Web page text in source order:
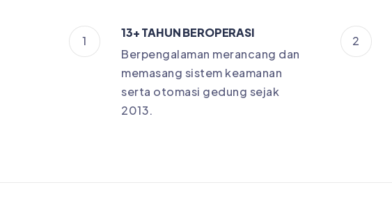
1
13+ TAHUN BEROPERASI
Berpengalaman merancang dan
memasang sistem keamanan
serta otomasi gedung sejak
2013.
2